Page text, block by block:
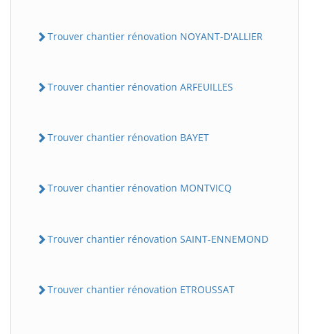
Trouver chantier rénovation NOYANT-D'ALLIER
Trouver chantier rénovation ARFEUILLES
Trouver chantier rénovation BAYET
Trouver chantier rénovation MONTVICQ
Trouver chantier rénovation SAINT-ENNEMOND
Trouver chantier rénovation ETROUSSAT